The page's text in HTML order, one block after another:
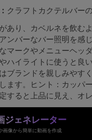
クラフトカクテルバー
あり、カベルネを飲む
ンバーなバー照明を感
マークやメニューヘッ
ハイライトに使うと良
ブランドを親しみやす
ます。ヒント：カッパ
すると上品に見え、オ
して生成されたカベル
ジェネレーター
画像から簡単に動画を作成